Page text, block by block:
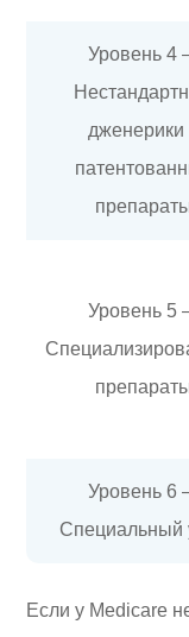
Уровень 4
дженерики
Уровень 5
Уровень 6
Специальный
Если у Medicare